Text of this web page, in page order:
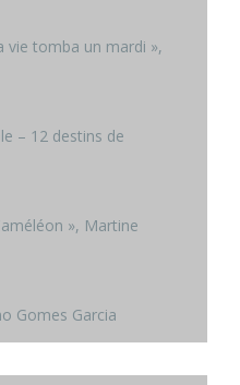
vie tomba un mardi »,
– 12 destins de
», Martine
Gomes Garcia